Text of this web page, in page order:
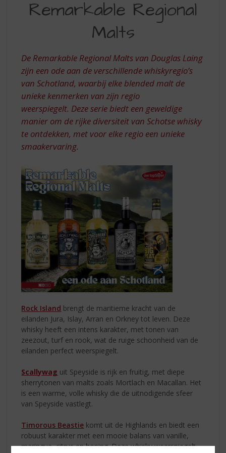
REGIONAL
Remarkable Regional
Malts
De Remarkable Regional Malts van Douglas Laing
zijn een ode aan de verschillende whiskyregio’s
van Schotland, waarbij elke blended malt de
unieke kenmerken van zijn regio
weerspiegelt. Deze serie biedt een geweldige
manier om de rijke diversiteit van Schotse whisky
te ontdekken, met voor elke regio een unieke
smaakervaring.
Rock Island brengt de maritieme kracht van de
eilanden Jura, Islay, Arran en Orkney tot leven. Deze
whisky heeft een intens karakter, met tonen van
zeezout, turf en rook, wat de ruige schoonheid van de
eilanden perfect weerspiegelt.
Scallywag uit Speyside is rijk en fruitig, met diepe
sherrytonen van malts zoals Mortlach en Macallan. Het
is een warme, volle whisky die de uitnodigende sfeer
van Speyside vastlegt.
Timorous Beastie komt uit de Highlands en biedt een
robuust karakter met een mooie balans van vanille,
meringue, citrus en honing. Deze whisky weerspiegelt